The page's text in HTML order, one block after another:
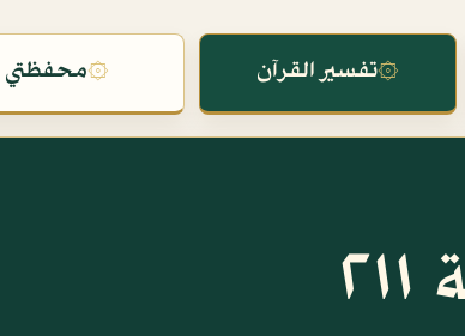
۞تفسير القرآن ۞محفظتي